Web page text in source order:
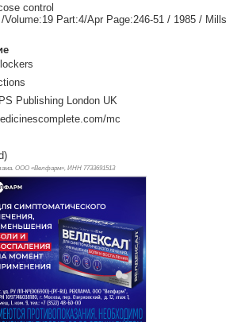
control
Volume:19 Part:4/Apr Page:246-51 / 1985 / Mills
Publishing London UK
mc
ООО «Велфарм», ИНН 7733691513